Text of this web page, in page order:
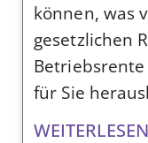
können, was
gesetzlichen
für Sie